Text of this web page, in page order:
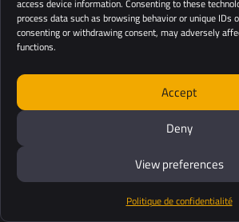
access device information. Consenting to these
process data such as browsing behavior or unique IDs
consenting or withdrawing consent, may adversely
functions.
Accept
Deny
View preferences
Politique de confidentialité
Afficher les caractéristiques détaillées